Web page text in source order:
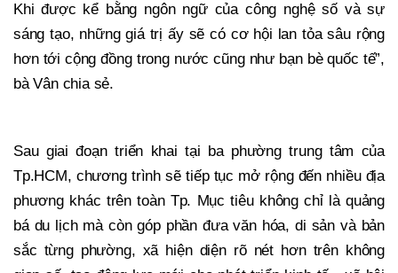
Khi được kể bằng ngôn ngữ của công nghệ số và sự
sáng tạo, những giá trị ấy sẽ có cơ hội lan tỏa sâu rộng
hơn tới cộng đồng trong nước cũng như bạn bè quốc tế”,
bà Vân chia sẻ.
Sau giai đoạn triển khai tại ba phường trung tâm của
Tp.HCM, chương trình sẽ tiếp tục mở rộng đến nhiều địa
phương khác trên toàn Tp. Mục tiêu không chỉ là quảng
bá du lịch mà còn góp phần đưa văn hóa, di sản và bản
sắc từng phường, xã hiện diện rõ nét hơn trên không